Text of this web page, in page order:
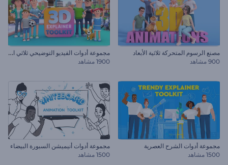
مصنع الرسوم المتحركة ثلاثية الأبعاد
900 مشاهد
م
جموعة أدوات الفيديو التوضيحي ثلاثي الأبعاد
1900 مشاهد
مجموعة أدوات الشرح العصرية
1500 مشاهد
مجموعة أدوات أنيميشن السبورة البيضاء
1500 مشاهد